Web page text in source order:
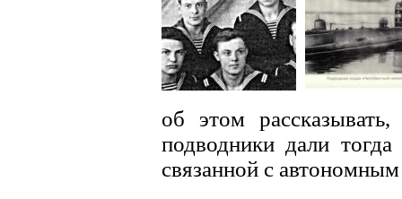
об этом
подводники дали
связанной с